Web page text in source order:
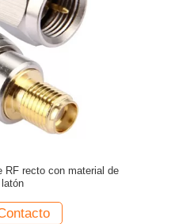
RF recto con material de
latón